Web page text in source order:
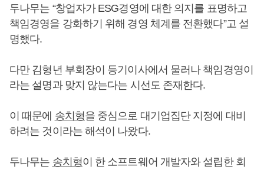
두나무는 “창업자가 ESG경영에 대한 의지를 표명하고
책임경영을 강화하기 위해 경영 체계를 전환했다”고 설
명했다.
다만 김형년 부회장이 등기이사에서 물러나 책임경영이
라는 설명과 맞지 않는다는 시선도 존재한다.
이 때문에 송치형을 중심으로 대기업집단 지정에 대비
하려는 것이라는 해석이 나왔다.
두나무는 송치형이 한 소프트웨어 개발자와 설립한 회